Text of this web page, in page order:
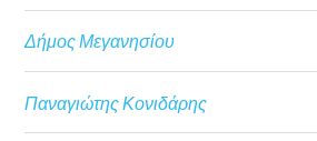
Δήμος Μεγανησίου
Παναγιώτης Κονιδάρης